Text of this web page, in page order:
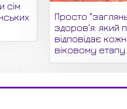
сім
Просто
здоров'я: який
відповідає
віковому етапу.